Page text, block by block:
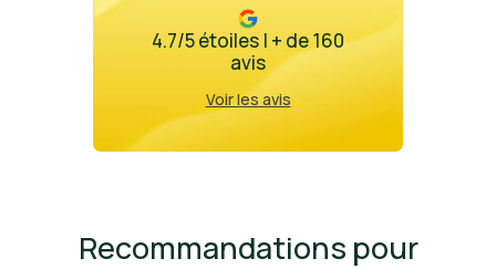
4.7/5 étoiles | + de 160
avis
Voir les avis
Recommandations pour